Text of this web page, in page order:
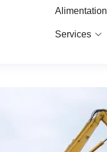
Alimentation
Services